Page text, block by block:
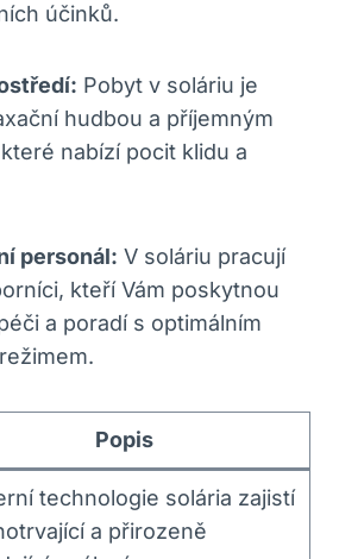
účinků.
Pobyt v soláriu je
hudbou a příjemným
nabízí pocit klidu a
personál: V soláriu pracují
kteří Vám poskytnou
a poradí s optimálním
Popis
technologie solária zajistí
a přirozeně